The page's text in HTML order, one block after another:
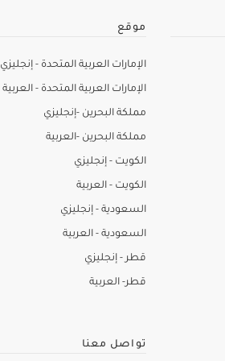
موقع
الإمارات العربية المتحدة - إنجليزي
الإمارات العربية المتحدة - العربية
مملكة البحرين -إنجليزي
مملكة البحرين -العربية
الكويت - إنجليزي
الكويت - العربية
السعودية - إنجليزي
السعودية - العربية
قطر - إنجليزي
قطر- العربية
تواصل معنا